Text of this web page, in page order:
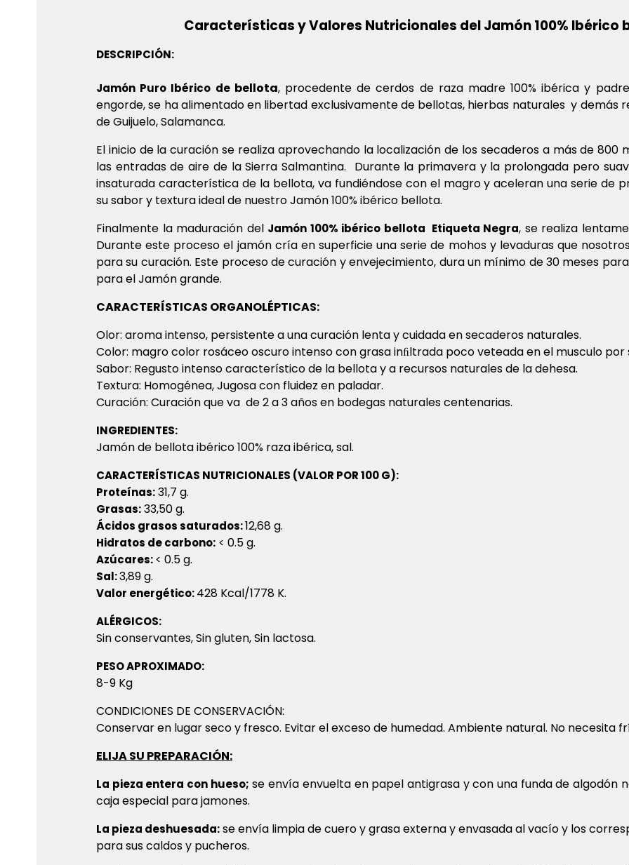
Características y Valores Nutricionales del Jamón 100% Ibérico
DESCRIPCIÓN:
Jamón Puro Ibérico de bellota, procedente de cerdos de raza madre 100% ibérica y
engorde, se ha alimentado en libertad exclusivamente de bellotas, hierbas naturales y demás
de Guijuelo, Salamanca.
El inicio de la curación se realiza aprovechando la localización de los secaderos a más de
las entradas de aire de la Sierra Salmantina. Durante la primavera y la prolongada pero
insaturada característica de la bellota, va fundiéndose con el magro y aceleran una serie de
su sabor y textura ideal de nuestro Jamón 100% ibérico bellota.
Finalmente la maduración del Jamón 100% ibérico bellota Etiqueta Negra, se realiza
Durante este proceso el jamón cría en superficie una serie de mohos y levaduras que
para su curación. Este proceso de curación y envejecimiento, dura un mínimo de 30 meses
para el Jamón grande.
CARACTERÍSTICAS ORGANOLÉPTICAS:
Olor: aroma intenso, persistente a una curación lenta y cuidada en secaderos naturales.
Color: magro color rosáceo oscuro intenso con grasa inﬁltrada poco veteada en el musculo por
Sabor: Regusto intenso característico de la bellota y a recursos naturales de la dehesa.
Textura: Homogénea, Jugosa con fluidez en paladar.
Curación: Curación que va de 2 a 3 años en bodegas naturales centenarias.
INGREDIENTES:
Jamón de bellota ibérico 100% raza ibérica, sal.
CARACTERÍSTICAS NUTRICIONALES (VALOR POR 100 G):
Proteínas:31,7 g.
Grasas:33,50 g.
Ácidos grasos saturados:12,68 g.
Hidratos de carbono: < 0.5 g.
Azúcares:< 0.5 g.
Sal:3,89 g.
Valor energético:428 Kcal/1778 K.
ALÉRGICOS:
Sin conservantes, Sin gluten, Sin lactosa.
PESO APROXIMADO:
8-9 Kg
CONDICIONES DE CONSERVACIÓN:
Conservar en lugar seco y fresco. Evitar el exceso de humedad. Ambiente natural. No necesita
ELIJA SU PREPARACIÓN:
La pieza entera con hueso; se envía envuelta en papel antigrasa y con una funda de algodón
caja especial para jamones.
La pieza deshuesada:se envía limpia de cuero y grasa externa y envasada al vacío y los
para sus caldos y pucheros.